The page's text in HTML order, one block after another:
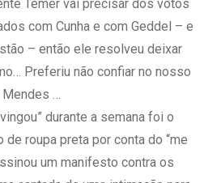
Temer vai precisar dos votos
com Cunha e com Geddel – e
– então ele resolveu deixar
Preferiu não confiar no nosso
Mendes …
durante a semana foi o
roupa preta por conta do “me
um manifesto contra os